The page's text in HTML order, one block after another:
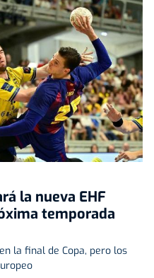
la nueva EHF
temporada
la final de Copa, pero los